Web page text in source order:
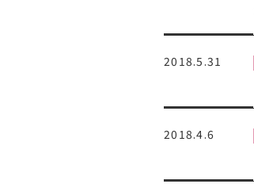
2018.5.31
2018.4.6